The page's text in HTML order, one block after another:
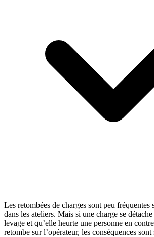
Les retombées de charges sont peu fréquentes
dans les ateliers. Mais si une charge se
levage et qu’elle heurte une personne en
retombe sur l’opérateur, les conséquences